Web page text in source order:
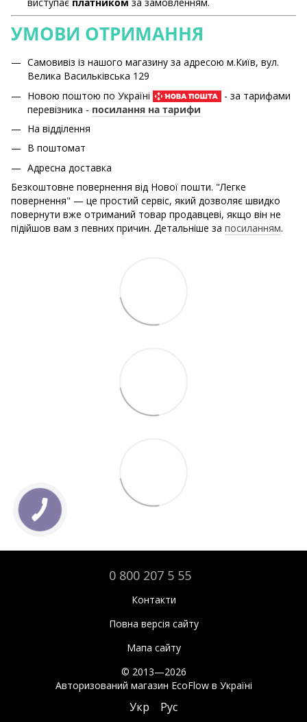
УМОВИ ОТРИМАННЯ
Самовивіз із нашого магазину за адресою м.Київ, вул.
Велика Васильківська 129
Новою поштою по Україні
- за тарифами
перевізника - посилання на тарифи
На відділення
В поштомат
Адресна доставка
Безкоштовне повернення від Нової пошти. "Легке
повернення" — це простий сервіс, який дозволяє швидко
повернути вже отриманий товар продавцеві, якщо він не
підійшов вам з певних причин. Детальніше за посиланням.
0 800 207 5 55
Контакти
Повна версія сайту
Мапа сайту
© 2013—2026
Авторизований магазин EcoFlow в Україні
Укр Рус